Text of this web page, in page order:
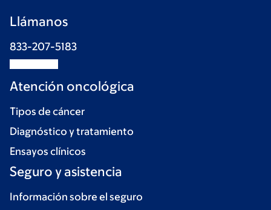
Llámanos
833-207-5183
Atención oncológica
Tipos de cáncer
Diagnóstico y tratamiento
Ensayos clínicos
Seguro y asistencia
Información sobre el seguro